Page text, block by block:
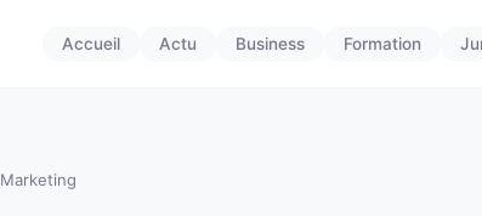
Accueil Actu Business Formation
Marketing